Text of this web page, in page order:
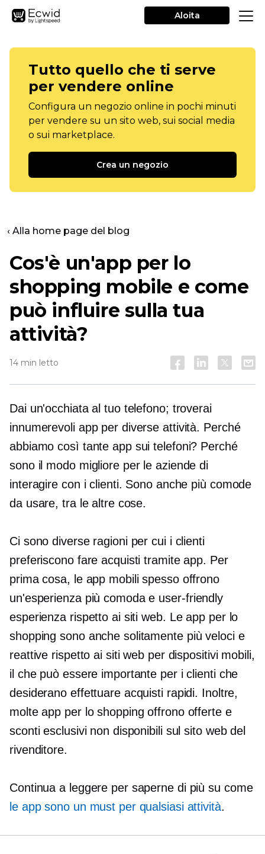
Aloita
Tutto quello che ti serve
per vendere online
Configura un negozio online in pochi minuti
per vendere su un sito web, sui social media
o sui marketplace.
Crea un negozio
‹ Alla home page del blog
Cos'è un'app per lo
shopping mobile e come
può influire sulla tua
attività?
14 min letto
Dai un'occhiata al tuo telefono; troverai
innumerevoli app per diverse attività. Perché
abbiamo così tante app sui telefoni? Perché
sono il modo migliore per le aziende di
interagire con i clienti. Sono anche più comode
da usare, tra le altre cose.
Ci sono diverse ragioni per cui i clienti
preferiscono fare acquisti tramite app. Per
prima cosa, le app mobili spesso offrono
un'esperienza più comoda e user-friendly
esperienza rispetto ai siti web. Le app per lo
shopping sono anche solitamente più veloci e
reattive rispetto ai siti web per dispositivi mobili,
il che può essere importante per i clienti che
desiderano effettuare acquisti rapidi. Inoltre,
molte app per lo shopping offrono offerte e
sconti esclusivi non disponibili sul sito web del
rivenditore.
Continua a leggere per saperne di più su come
le app sono un must per qualsiasi attività.